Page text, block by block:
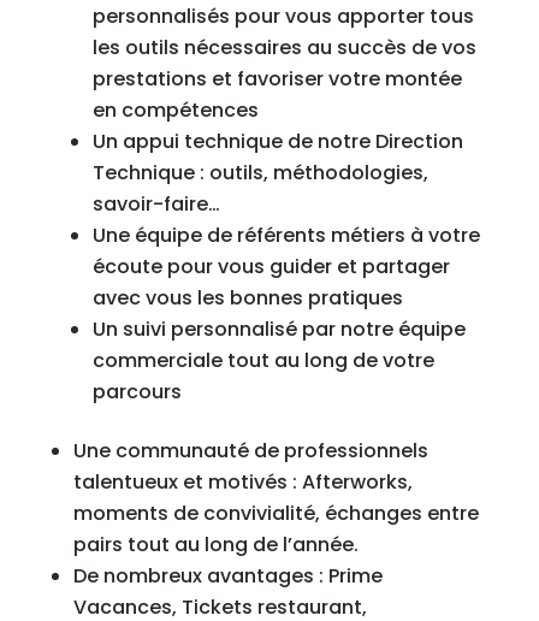
personnalisés pour vous apporter tous
les outils nécessaires au succès de vos
prestations et favoriser votre montée
en compétences
Un appui technique de notre Direction
Technique : outils, méthodologies,
savoir-faire…
Une équipe de référents métiers à votre
écoute pour vous guider et partager
avec vous les bonnes pratiques
Un suivi personnalisé par notre équipe
commerciale tout au long de votre
parcours
Une communauté de professionnels
talentueux et motivés : Afterworks,
moments de convivialité, échanges entre
pairs tout au long de l’année.
De nombreux avantages : Prime
Vacances, Tickets restaurant,